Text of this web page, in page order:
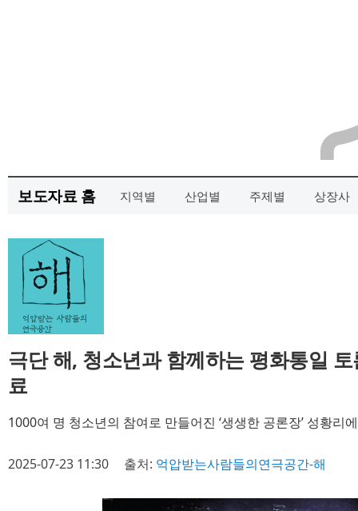
보도자료 홈 지역별 산업별 주제별 상장사
극단 해, 청소년과 함께하는 평화통일 토
료
1000여 명 청소년의 참여로 만들어진 ‘생생한 공론장’ 성황리
2025-07-23 11:30 출처: 억압받는사람들의연극공간-해